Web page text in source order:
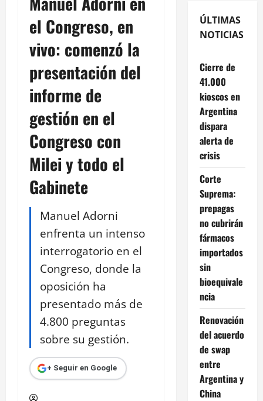
el Congreso, en
vivo: comenzó la
presentación del
informe de
gestión en el
Congreso con
Milei y todo el
Gabinete
Manuel Adorni
enfrenta un intenso
interrogatorio en el
Congreso, donde la
oposición ha
presentado más de
4.800 preguntas
sobre su gestión.
+ Seguir en Google
ÚLTIMAS
NOTICIAS
Cierre de
41.000
kioscos en
Argentina
dispara
alerta de
crisis
Corte
Suprema:
prepagas
no cubrirán
fármacos
importados
sin
bioequivale
ncia
Renovación
del acuerdo
de swap
entre
Argentina y
China